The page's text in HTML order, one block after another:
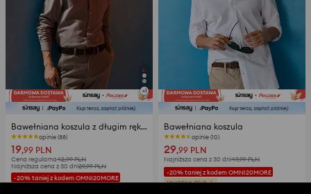
+1
Bawełniana koszula z długim rękawem i kieszenią piersiową
opinie (88)
19,99 PLN
Cena regularna42,99PLN
Najniższa cena z 30 dni29,99PLN
-20% taniej z kodem OMNI20MORE
Bawełniana koszula
opinie (10)
29,99 PLN
Najniższa cena z 30 dni49,99PLN
-20% taniej z kodem OMNI20MORE
Yachting Club